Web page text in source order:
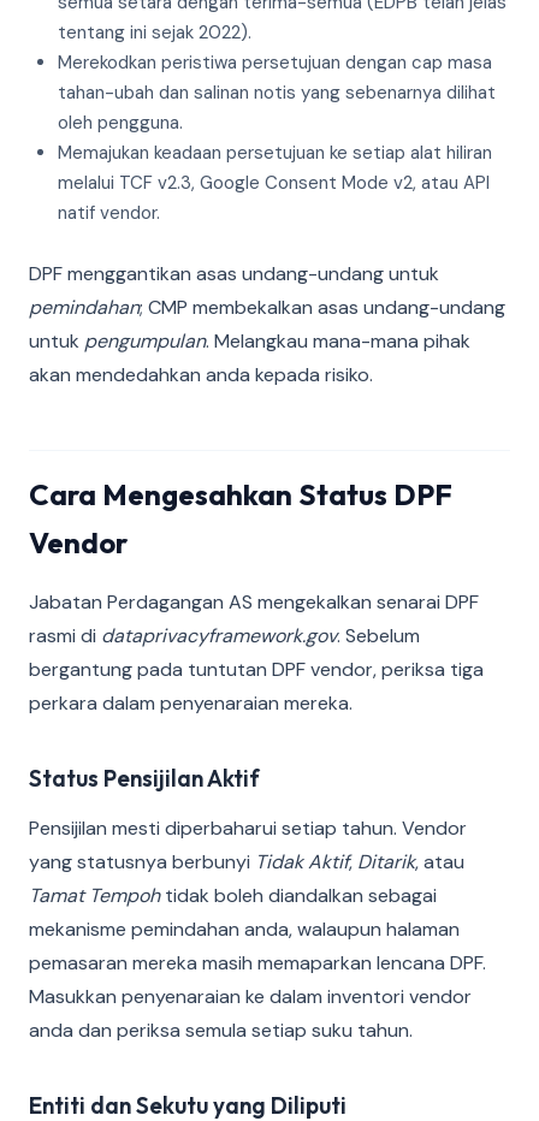
tentang ini sejak 2022).
Merekodkan peristiwa persetujuan dengan cap masa
tahan-ubah dan salinan notis yang sebenarnya dilihat
oleh pengguna.
Memajukan keadaan persetujuan ke setiap alat hiliran
melalui TCF v2.3, Google Consent Mode v2, atau API
natif vendor.
DPF menggantikan asas undang-undang untuk
pemindahan; CMP membekalkan asas undang-undang
untuk pengumpulan. Melangkau mana-mana pihak
akan mendedahkan anda kepada risiko.
Cara Mengesahkan Status DPF
Vendor
Jabatan Perdagangan AS mengekalkan senarai DPF
rasmi di dataprivacyframework.gov. Sebelum
bergantung pada tuntutan DPF vendor, periksa tiga
perkara dalam penyenaraian mereka.
Status Pensijilan Aktif
Pensijilan mesti diperbaharui setiap tahun. Vendor
yang statusnya berbunyi Tidak Aktif, Ditarik, atau
Tamat Tempohtidak boleh diandalkan sebagai
mekanisme pemindahan anda, walaupun halaman
pemasaran mereka masih memaparkan lencana DPF.
Masukkan penyenaraian ke dalam inventori vendor
anda dan periksa semula setiap suku tahun.
Entiti dan Sekutu yang Diliputi